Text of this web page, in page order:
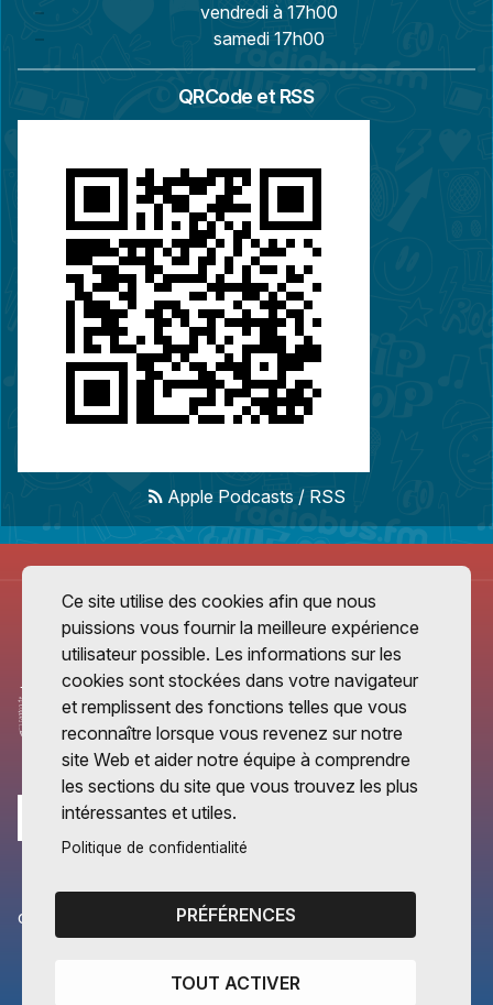
vendredi à 17h00
samedi 17h00
QRCode et RSS
Apple Podcasts / RSS
CANTONS PARTENAIRES
Vaud
Ce site utilise des cookies afin que nous
puissions vous fournir la meilleure expérience
utilisateur possible. Les informations sur les
cookies sont stockées dans votre navigateur
et remplissent des fonctions telles que vous
reconnaître lorsque vous revenez sur notre
site Web et aider notre équipe à comprendre
les sections du site que vous trouvez les plus
intéressantes et utiles.
Politique de confidentialité
PRÉFÉRENCES
TOUT ACTIVER